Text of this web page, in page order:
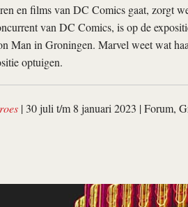
en films van DC Comics gaat, zorgt
van DC Comics, is op de
Man in Groningen. Marvel weet wat
optuigen.
| 30 juli t/m 8 januari 2023 | Forum,